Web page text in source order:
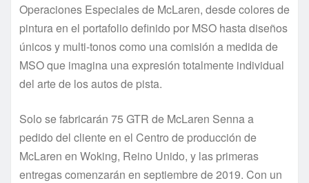
Operaciones Especiales de McLaren, desde colores de
pintura en el portafolio definido por MSO hasta diseños
únicos y multi-tonos como una comisión a medida de
MSO que imagina una expresión totalmente individual
del arte de los autos de pista.
Solo se fabricarán 75 GTR de McLaren Senna a
pedido del cliente en el Centro de producción de
McLaren en Woking, Reino Unido, y las primeras
entregas comenzarán en septiembre de 2019. Con un